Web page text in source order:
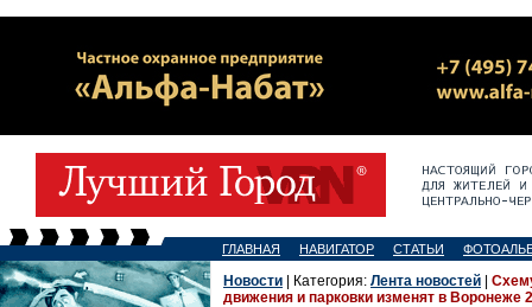
ГЛАВНАЯ НАВИГАТОР СТАТЬИ
Новости | Категория: Лента новостей
движения и парковки изменят в Воронеже